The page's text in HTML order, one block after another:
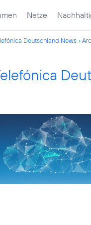
Netze
Deutschland News